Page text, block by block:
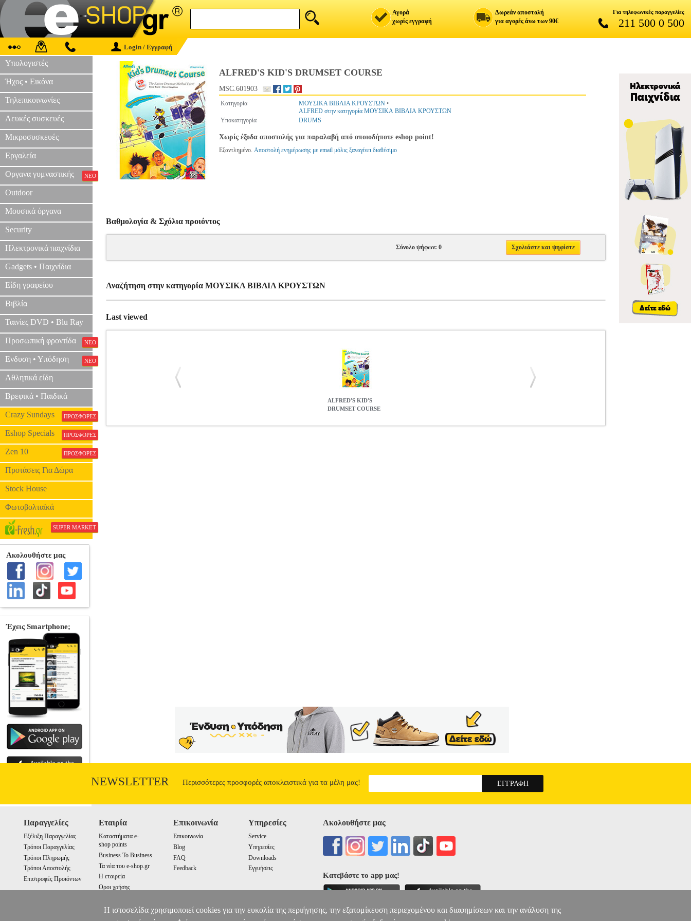
Αγορά
χωρίς εγγραφή
Δωρεάν αποστολή
για αγορές άνω των 90€
Για τηλεφωνικές παραγγελίες
211 500 0 500
Login / Εγγραφή
Υπολογιστές
Ήχος • Εικόνα
Τηλεπικοινωνίες
Λευκές συσκευές
Μικροσυσκευές
Εργαλεία
Οργανα γυμναστικής ΝΕΟ
Outdoor
Μουσικά όργανα
Security
Ηλεκτρονικά παιχνίδια
Gadgets • Παιχνίδια
Είδη γραφείου
Βιβλία
Ταινίες DVD • Blu Ray
Προσωπική φροντίδα ΝΕΟ
Ενδυση • Υπόδηση ΝΕΟ
Αθλητικά είδη
Βρεφικά • Παιδικά
Crazy Sundays ΠΡΟΣΦΟΡΕΣ
Eshop Specials ΠΡΟΣΦΟΡΕΣ
Zen 10 ΠΡΟΣΦΟΡΕΣ
Προτάσεις Για Δώρα
Stock House
Φωτοβολταϊκά
SUPER MARKET
ALFRED'S KID'S DRUMSET COURSE
MSC.601903
Κατηγορία ΜΟΥΣΙΚΑ ΒΙΒΛΙΑ ΚΡΟΥΣΤΩΝ •
ALFRED στην κατηγορία ΜΟΥΣΙΚΑ ΒΙΒΛΙΑ ΚΡΟΥΣΤΩΝ
Υποκατηγορία
DRUMS
Χωρίς έξοδα αποστολής για παραλαβή από οποιοδήποτε eshop point!
Εξαντλημένο. Αποστολή ενημέρωσης με email μόλις ξαναγίνει διαθέσιμο
Βαθμολογία & Σχόλια προιόντος
Σύνολο ψήφων: 0 Σχολιάστε και ψηφίστε
Αναζήτηση στην κατηγορία ΜΟΥΣΙΚΑ ΒΙΒΛΙΑ ΚΡΟΥΣΤΩΝ
Last viewed
ALFRED'S KID'S
DRUMSET COURSE
ALFRED'S KID'S DRUMSET COURSE
NEWSLETTER Περισσότερες προσφορές αποκλειστικά για τα μέλη μας!
Παραγγελίες
Εξέλιξη Παραγγελίας
Τρόποι Παραγγελίας
Τρόποι Πληρωμής
Τρόποι Αποστολής
Επιστροφές Προιόντων
Εταιρία
Καταστήματα e-
shop points
Business To Business
Τα νέα του e-shop.gr
Η εταιρεία
Οροι χρήσης
Επικοινωνία
Επικοινωνία
Blog
FAQ
Feedback
Υπηρεσίες
Service
Υπηρεσίες
Downloads
Εγγυήσεις
Ακολουθήστε μας
Κατεβάστε το app μας!
Η ιστοσελίδα χρησιμοποιεί cookies για την ευκολία της περιήγησης, την εξατομίκευση περιεχομένου και διαφημίσεων και την ανάλυση της